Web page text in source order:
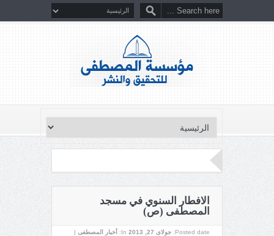
الافطار السنوي في مسجد
المصطفى (ص)
Posted date: جولای 27, 2013 In: أخبار المصطفى |